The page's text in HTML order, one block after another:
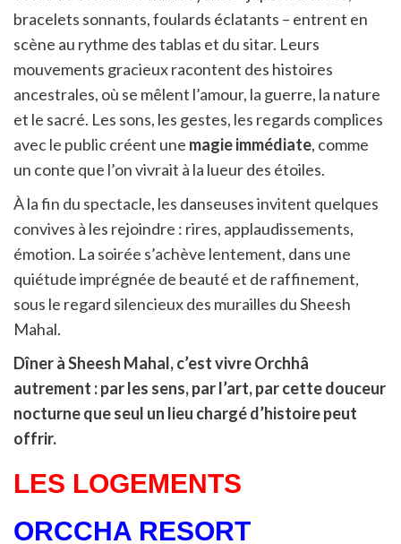
bracelets sonnants, foulards éclatants – entrent en
scène au rythme des tablas et du sitar. Leurs
mouvements gracieux racontent des histoires
ancestrales, où se mêlent l’amour, la guerre, la nature
et le sacré. Les sons, les gestes, les regards complices
avec le public créent une magie immédiate, comme
un conte que l’on vivrait à la lueur des étoiles.
À la fin du spectacle, les danseuses invitent quelques
convives à les rejoindre : rires, applaudissements,
émotion. La soirée s’achève lentement, dans une
quiétude imprégnée de beauté et de raffinement,
sous le regard silencieux des murailles du Sheesh
Mahal.
Dîner à Sheesh Mahal, c’est vivre Orchhâ
autrement : par les sens, par l’art, par cette douceur
nocturne que seul un lieu chargé d’histoire peut
offrir.
LES LOGEMENTS
ORCCHA RESORT